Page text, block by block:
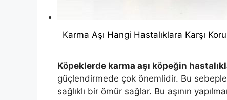
Karma Aşı Hangi Hastalıklara Karşı
Köpeklerde karma aşı köpeğin
güçlendirmede çok önemlidir. Bu sebeple
sağlıklı bir ömür sağlar. Bu aşının